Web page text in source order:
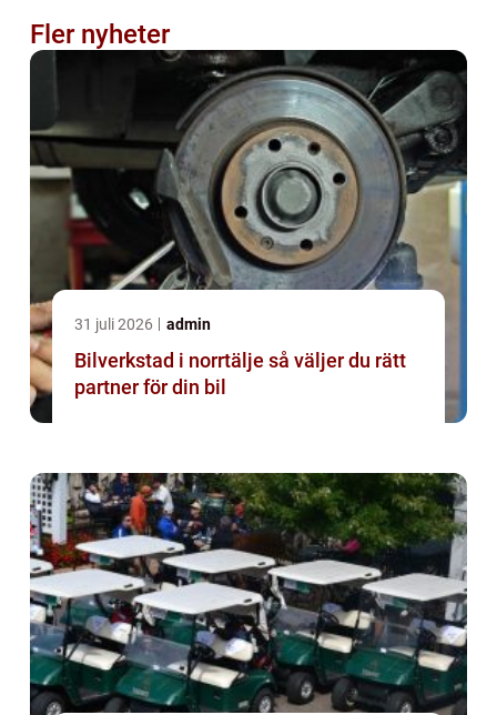
Fler nyheter
31 juli 2026 admin
Bilverkstad i norrtälje så väljer du rätt
partner för din bil